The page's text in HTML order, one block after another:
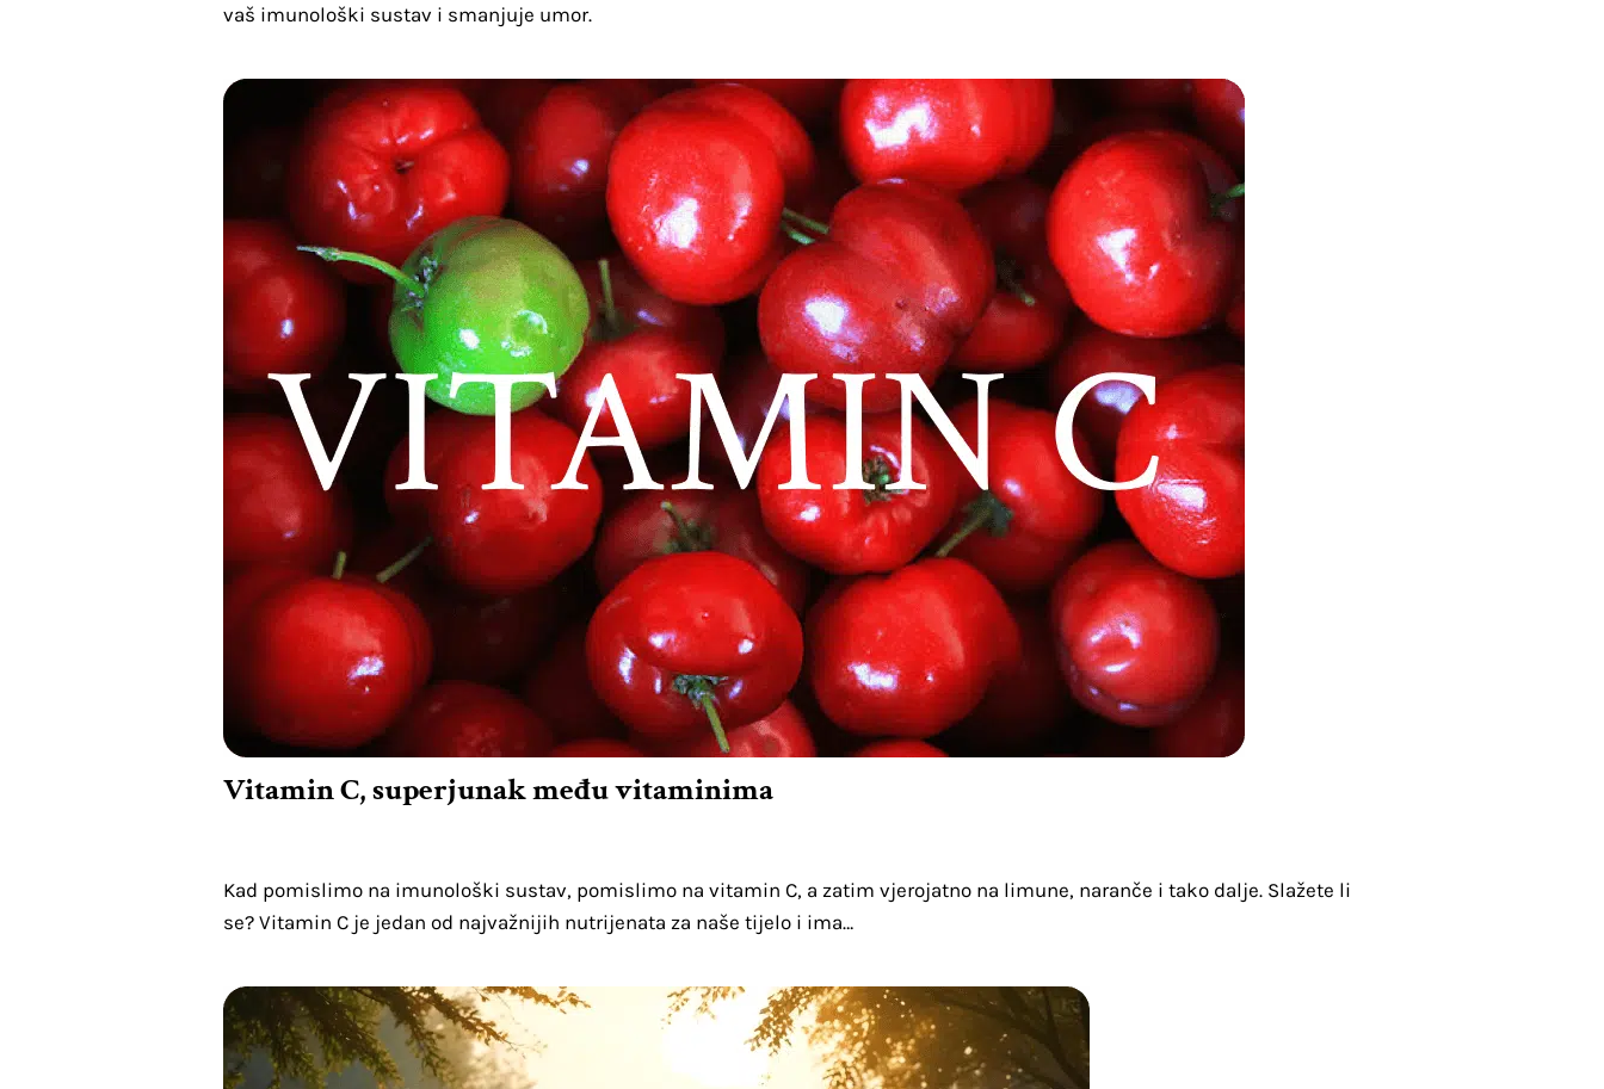
vaš imunološki sustav i smanjuje umor.
Vitamin C, superjunak među vitaminima
Kad pomislimo na imunološki sustav, pomislimo na vitamin C, a zatim vjerojatno na limune, naranče i tako dalje. Slažete li
se? Vitamin C je jedan od najvažnijih nutrijenata za naše tijelo i ima…